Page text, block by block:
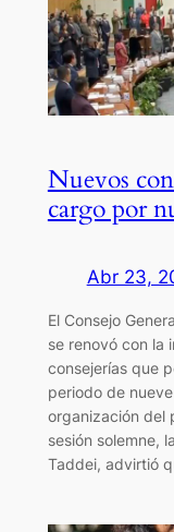
Nuevos
cargo por
Abr 23,
El Consejo
se renovó con la
consejerías que
periodo de
organización del
sesión solemne,
Taddei, advirtió